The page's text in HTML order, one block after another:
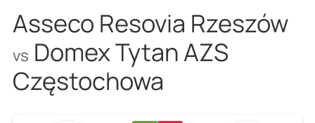
Asseco Resovia Rzeszów
vs Domex Tytan AZS
Częstochowa